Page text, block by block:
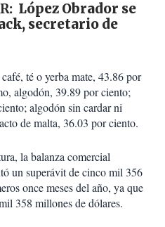
López Obrador se
secretario de
té o yerba mate, 43.86 por
algodón, 39.89 por ciento;
algodón sin cardar ni
de malta, 36.03 por ciento.
la balanza comercial
un superávit de cinco mil 356
once meses del año, ya que
358 millones de dólares.